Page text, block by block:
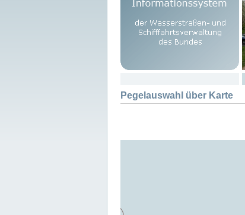
Pegelauswahl über Karte